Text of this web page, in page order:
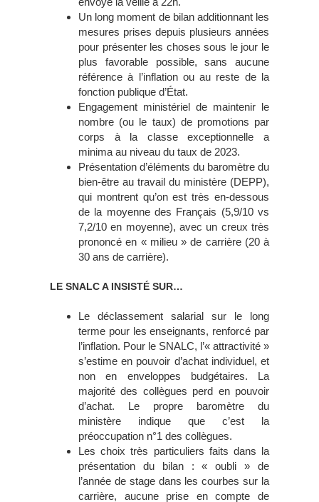
Un long moment de bilan additionnant les
mesures prises depuis plusieurs années
pour présenter les choses sous le jour le
plus favorable possible, sans aucune
référence à l’inflation ou au reste de la
fonction publique d’État.
Engagement ministériel de maintenir le
nombre (ou le taux) de promotions par
corps à la classe exceptionnelle a
minima au niveau du taux de 2023.
Présentation d’éléments du baromètre du
bien-être au travail du ministère (DEPP),
qui montrent qu’on est très en-dessous
de la moyenne des Français (5,9/10 vs
7,2/10 en moyenne), avec un creux très
prononcé en « milieu » de carrière (20 à
30 ans de carrière).
LE SNALC A INSISTÉ SUR…
Le déclassement salarial sur le long
terme pour les enseignants, renforcé par
l’inflation. Pour le SNALC, l’« attractivité »
s’estime en pouvoir d’achat individuel, et
non en enveloppes budgétaires. La
majorité des collègues perd en pouvoir
d’achat. Le propre baromètre du
ministère indique que c’est la
préoccupation n°1 des collègues.
Les choix très particuliers faits dans la
présentation du bilan : « oubli » de
l’année de stage dans les courbes sur la
carrière, aucune prise en compte de